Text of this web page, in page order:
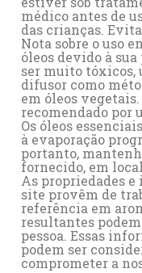
médico antes de
das crianças.
Nota sobre o uso
óleos devido à
ser muito tóxicos,
difusor como
em óleos
recomendado por
Os óleos
à evaporação
portanto,
fornecido, em
As propriedades
site provêm de
referência em
resultantes
pessoa. Essas
podem ser
comprometer a